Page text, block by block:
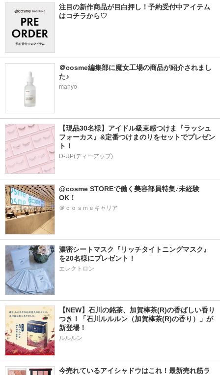
注目の新作商品が目白押し！予約受付中アイテム
はコチラから♡
＠cosme編集部に魔女工場の商品が紹介されまし
た♪
manyo
【現品30名様】アイドル級束感つけま『ラッシュ
フォーカス』&定番つけまのりをセットでプレゼン
ト！
D-UP(ディーアップ)
@cosme STOREで働く美容部員特集♪未経験
OK！
＠ｃｏｓｍｅキャリア
濃密シートマスク『リッチタイトニングマスク』
を20名様にプレゼント！
エレクトロン
【NEW】石川の銘茶、加賀棒茶(R)の香ばしい香り
つき！「石川ルルルン（加賀棒茶(R)の香り）」が
新登場！
ルルルン
今売れているアイシャドウはこれ！最新売れ筋ラ